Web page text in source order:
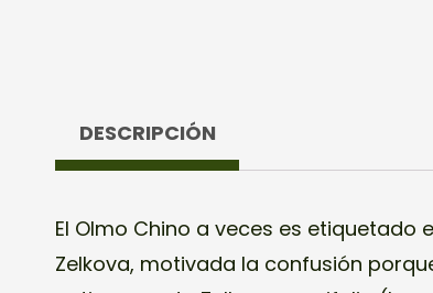
DESCRIPCIÓN
El Olmo Chino a veces es etiquetado
Zelkova, motivada la confusión
ligeramente dentados. Planta
como caducifolia en los climas